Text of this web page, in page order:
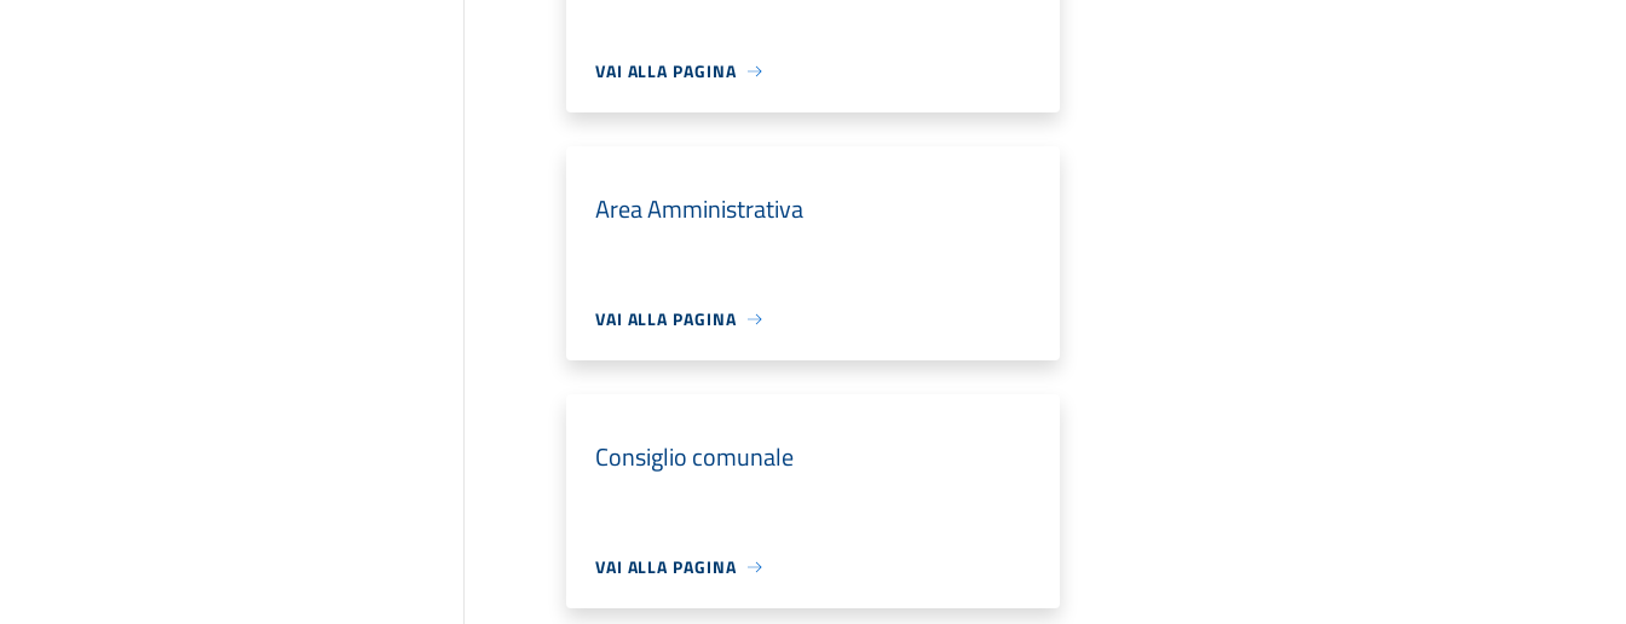
VAI ALLA PAGINA
Area Amministrativa
VAI ALLA PAGINA
Consiglio comunale
VAI ALLA PAGINA